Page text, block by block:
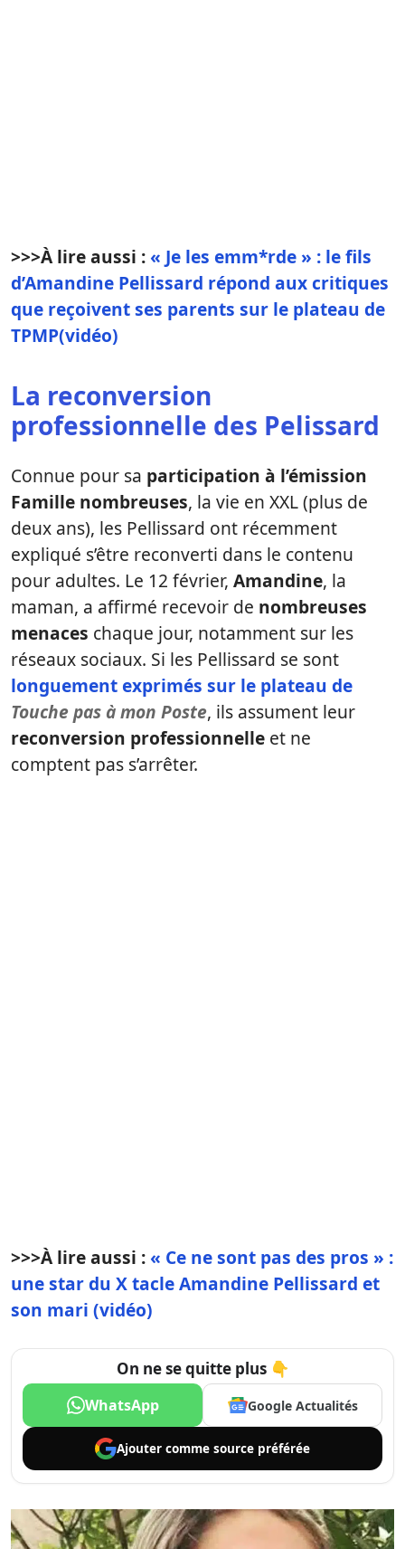
>>>À lire aussi :« Je les emm*rde » : le fils
d’Amandine Pellissard répond aux critiques
que reçoivent ses parents sur le plateau de
TPMP(vidéo)
La reconversion
professionnelle des Pelissard
Connue pour sa participation à l’émission
Famille nombreuses, la vie en XXL (plus de
deux ans), les Pellissard ont récemment
expliqué s’être reconverti dans le contenu
pour adultes. Le 12 février, Amandine, la
maman, a affirmé recevoir de nombreuses
menaces chaque jour, notamment sur les
réseaux sociaux. Si les Pellissard se sont
longuement exprimés sur le plateau de
Touche pas à mon Poste, ils assument leur
reconversion professionnelle et ne
comptent pas s’arrêter.
>>>À lire aussi :« Ce ne sont pas des pros » :
une star du X tacle Amandine Pellissard et
son mari (vidéo)
On ne se quitte plus 👇
WhatsApp Google Actualités
Ajouter comme source préférée